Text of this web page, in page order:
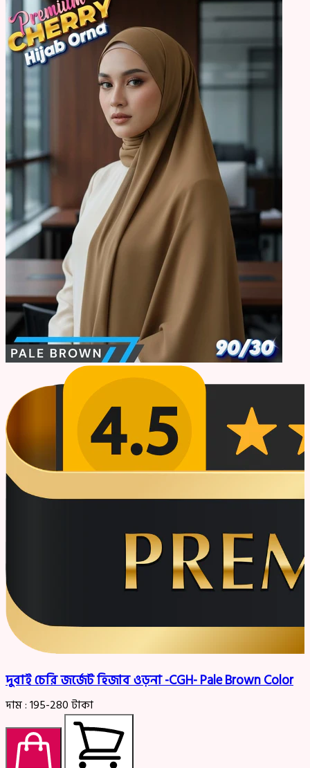
দুবাই চেরি জর্জেট হিজাব ওড়না -CGH- Pale Brown Color
দাম :195-280টাকা